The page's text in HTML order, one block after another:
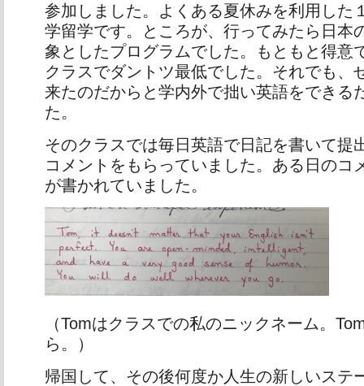
参加しました。よくある夏休みを利用した
学留学です。ところが、行ってみたら日本
象としたプログラムでした。もともと得意
クラスでダントツ最低でした。それでも、
来たのだからと学内外で拙い英語をできる
た。
そのクラスでは毎日英語で日記を書いて提
コメントをもらっていました。ある日のコ
が書かれていました。
（Tomはクラスでの私のニックネーム。
ら。）
帰国して、その後何度か人生の新しいステ